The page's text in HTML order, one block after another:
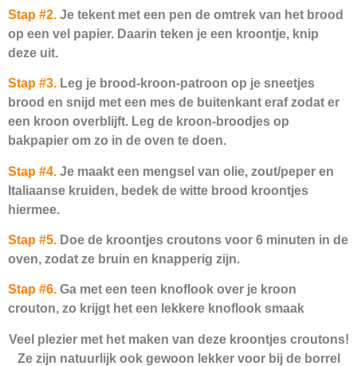
Stap #2. Je tekent met een pen de omtrek van het brood
op een vel papier. Daarin teken je een kroontje, knip
deze uit.
Stap #3. Leg je brood-kroon-patroon op je sneetjes
brood en snijd met een mes de buitenkant eraf zodat er
een kroon overblijft. Leg de kroon-broodjes op
bakpapier om zo in de oven te doen.
Stap #4. Je maakt een mengsel van olie, zout/peper en
Italiaanse kruiden, bedek de witte brood kroontjes
hiermee.
Stap #5. Doe de kroontjes croutons voor 6 minuten in de
oven, zodat ze bruin en knapperig zijn.
Stap #6. Ga met een teen knoflook over je kroon
crouton, zo krijgt het een lekkere knoflook smaak
Veel plezier met het maken van deze kroontjes croutons!
Ze zijn natuurlijk ook gewoon lekker voor bij de borrel